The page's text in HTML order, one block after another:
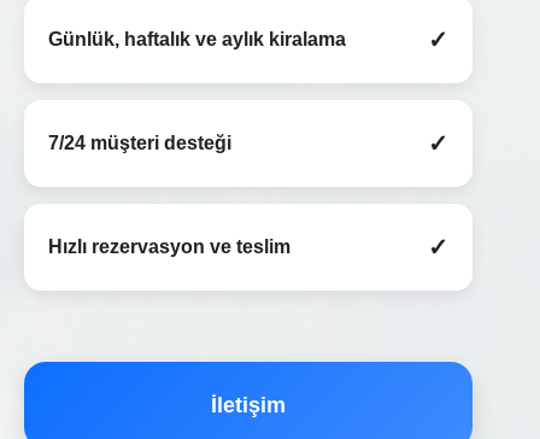
Günlük, haftalık ve aylık kiralama ✓
7/24 müşteri desteği ✓
Hızlı rezervasyon ve teslim ✓
İletişim